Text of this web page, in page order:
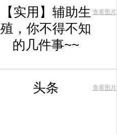
【实用】辅助生
殖，你不得不知
的几件事~~
查看图片
头条 查看图片